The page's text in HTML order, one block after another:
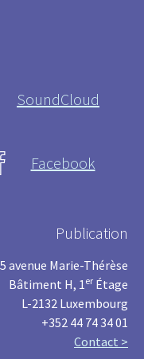
SoundCloud
Facebook
Publication
5 avenue Marie-Thérèse
Bâtiment H, 1 er Étage
L-2132 Luxembourg
+352 44 74 34 01
Contact >